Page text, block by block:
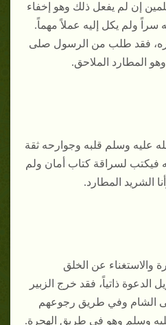
إن لم يفعل ذلك وهو إخفاء
سراً ولم يكل إليه عملاً مهماً.
فقد طلب من الرسول صلى
المطارد الملاحق.
عليه وسلم قلبه وجوارحه ثقة
فيكتب لسراقة كتاب أمان ولم
الشريد المطارد.
والاستغناء عن الخلق
الدعوة ذاتياً، فقد خرج الزبير
الشام وفي طريق رجوعهم
وسلم وهو في طريق الهجرة.